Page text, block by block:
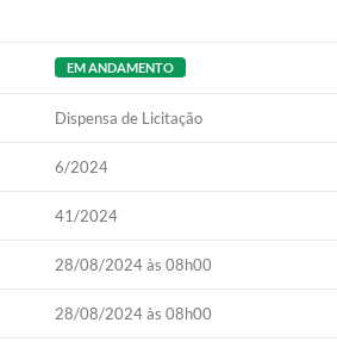
EM ANDAMENTO
Dispensa de Licitação
6/2024
41/2024
28/08/2024 às 08h00
28/08/2024 às 08h00